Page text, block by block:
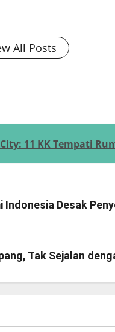
All Posts
11 KK Tempati
Desak
Tak Sejalan